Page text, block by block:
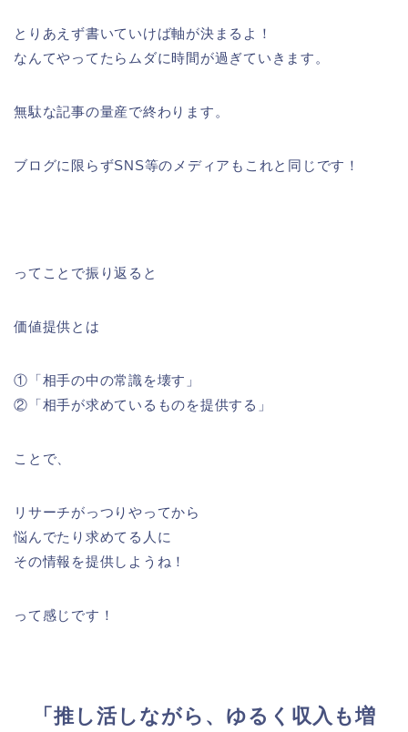
とりあえず書いていけば軸が決まるよ！
なんてやってたらムダに時間が過ぎていきます。
無駄な記事の量産で終わります。
ブログに限らずSNS等のメディアもこれと同じです！
ってことで振り返ると
価値提供とは
①「相手の中の常識を壊す」
②「相手が求めているものを提供する」
ことで、
リサーチがっつりやってから
悩んでたり求めてる人に
その情報を提供しようね！
って感じです！
「推し活しながら、ゆるく収入も増